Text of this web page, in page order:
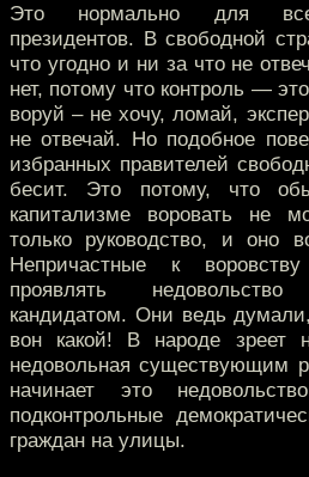
Это нормально для
президентов. В свободной
что угодно и ни за что не
нет, потому что контроль —
воруй – не хочу, ломай,
не отвечай. Но подобное
избранных правителей
бесит. Это потому, что
капитализме воровать не
только руководство, и оно
Непричастные к
проявлять
кандидатом. Они ведь
вон какой! В народе зреет
недовольная существующим
начинает это
подконтрольные
граждан на улицы.